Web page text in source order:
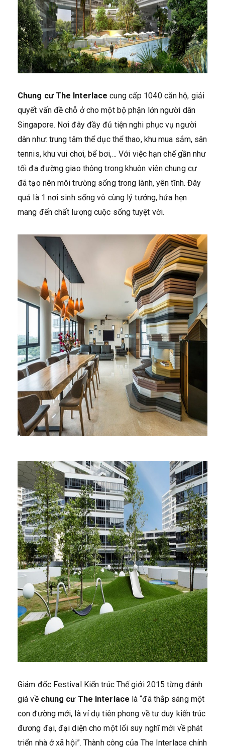
Chung cư The Interlace cung cấp 1040 căn hộ, giải
quyết vấn đề chỗ ở cho một bộ phận lớn người dân
Singapore. Nơi đây đầy đủ tiện nghi phục vụ người
dân như: trung tâm thể dục thể thao, khu mua sắm, sân
tennis, khu vui chơi, bể bơi,… Với việc hạn chế gần như
tối đa đường giao thông trong khuôn viên chung cư
đã tạo nên môi trường sống trong lành, yên tĩnh. Đây
quả là 1 nơi sinh sống vô cùng lý tưởng, hứa hẹn
mang đến chất lượng cuộc sống tuyệt vời.
Giám đốc Festival Kiến trúc Thế giới 2015 từng đánh
giá về chung cư The Interlace là “đã thắp sáng một
con đường mới, là ví dụ tiên phong về tư duy kiến trúc
đương đại, đại diện cho một lối suy nghĩ mới về phát
triển nhà ở xã hội”. Thành công của The Interlace chính